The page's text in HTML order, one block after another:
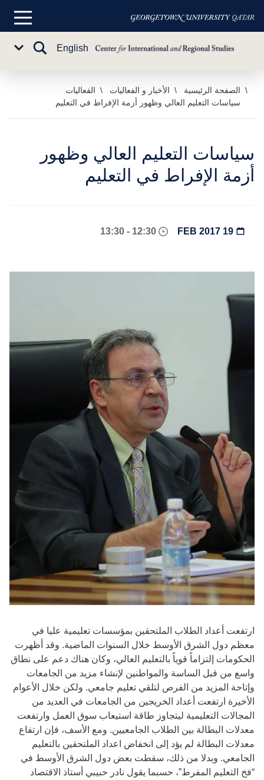
تخطي
المحتوى
القائمة
English
تبديل
الصفحة الرئيسية الأخبار و الفعاليات
الفعاليات
سياسات التعليم العالي وظهور أزمة الإفراط في التعليم
سياسات التعليم العالي وظهور
أزمة الإفراط في التعليم
ارتفعت أعداد الطلاب الملتحقين بمؤسسات تعليمية عليا في
معظم دول الشرق الأوسط خلال السنوات الماضية. وقد أظهرت
الحكومات إلتزاماً قوياً بالتعليم العالي، وكان هناك دعم على نطاق
واسع من قبل الساسة والمواطنين لإنشاء مزيد من الجامعات
وإتاحة المزيد من الفرص لتلقي تعليم جامعي. ولكن خلال الأعوام
الأخيرة ارتفعت أعداد الخريجين من الجامعات في العديد من
المجالات التعليمية ليتجاوز طاقة استيعاب سوق العمل وارتفعت
معدلات البطالة بين الطلاب الجامعيين. ومع الأسف، فإن ارتفاع
معدلات البطالة لم يؤد إلى انخفاض اعداد الملتحقين بالتعليم
الجامعي. وبدلا من ذلك، سقطت بعض دول الشرق الأوسط في
“فخ التعليم المفرط”، حسبما يقول نادر حبيبي أستاذ الاقتصاد